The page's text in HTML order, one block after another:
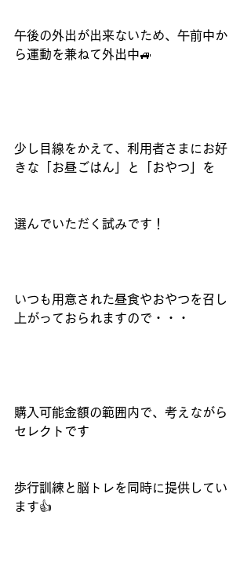
午後の外出が出来ないため、午前中か
ら運動を兼ねて外出中🚙
少し目線をかえて、利用者さまにお好
きな「お昼ごはん」と「おやつ」を
選んでいただく試みです！
いつも用意された昼食やおやつを召し
上がっておられますので・・・
購入可能金額の範囲内で、考えながら
セレクトです
歩行訓練と脳トレを同時に提供してい
ます👍